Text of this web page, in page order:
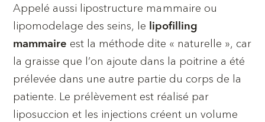
Appelé aussi lipostructure mammaire ou
lipomodelage des seins, le
lipofilling
mammaire est la méthode dite « naturelle », car
la graisse que l’on ajoute dans la poitrine a été
prélevée dans une autre partie du corps de la
patiente. Le prélèvement est réalisé par
liposuccion et les injections créent un volume